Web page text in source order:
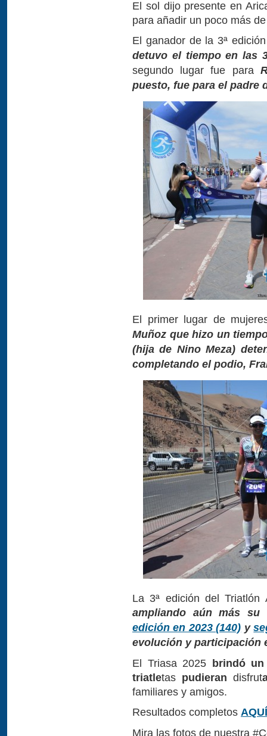
El sol dijo presente en
para añadir un poco más
El ganador de la 3ª
detuvo el tiempo en las
segundo lugar fue para
puesto, fue para el padre
El primer lugar de
Muñoz que hizo un
(hija de Nino Meza)
completando el podio,
La 3ª edición del
ampliando aún más
edición en 2023 (140) y
evolución y participación
El Triasa 2025 brindó
triatletas pudieran disfrut
familiares y amigos.
Resultados completos AQUÍ
Mira las fotos de nuestra